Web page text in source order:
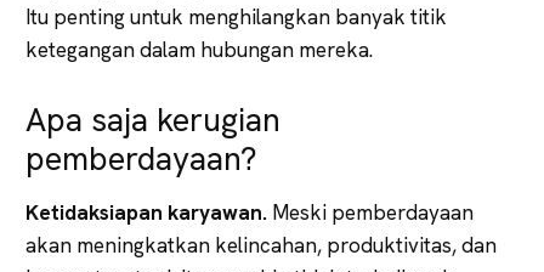
Itu penting untuk menghilangkan banyak titik
ketegangan dalam hubungan mereka.
Apa saja kerugian
pemberdayaan?
Ketidaksiapan karyawan. Meski pemberdayaan
akan meningkatkan kelincahan, produktivitas, dan